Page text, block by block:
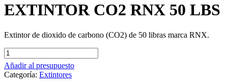
EXTINTOR CO2 RNX 50 LBS
Extintor de dioxido de carbono (CO2) de 50 libras marca RNX.
EXTINTOR
CO2
RNX
50
Añadir al presupuesto
Categoría: Extintores